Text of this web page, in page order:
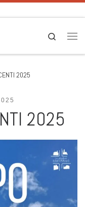
Search
2025
2025